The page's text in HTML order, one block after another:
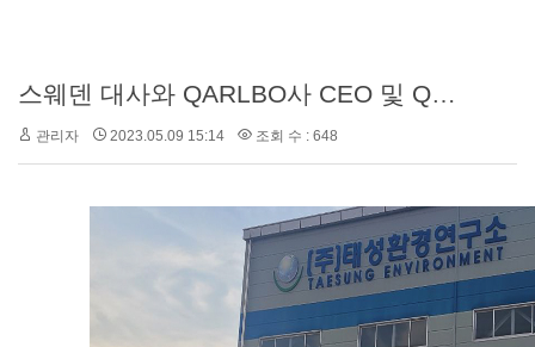
스웨덴 대사와 QARLBO사 CEO 및 QARLBO ENERGY사 CEO탄소중립 기술 견학 및 기술협의 을 위해 방문
관리자 2023.05.09 15:14 조회 수 : 648